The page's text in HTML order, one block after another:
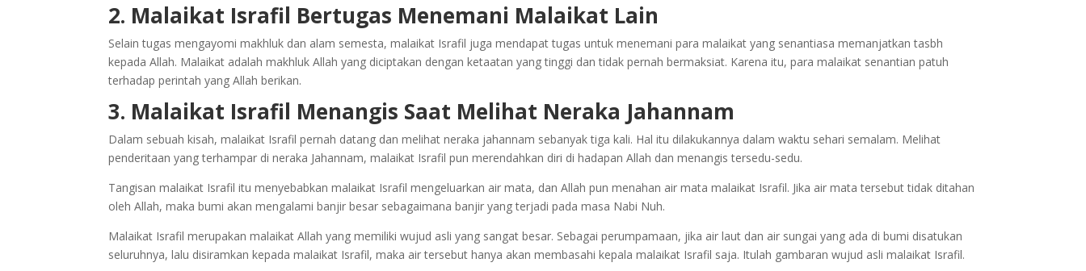
2. Malaikat Israfil Bertugas Menemani Malaikat Lain
Selain tugas mengayomi makhluk dan alam semesta, malaikat Israfil juga mendapat tugas untuk menemani para malaikat yang senantiasa memanjatkan tasbh
kepada Allah. Malaikat adalah makhluk Allah yang diciptakan dengan ketaatan yang tinggi dan tidak pernah bermaksiat. Karena itu, para malaikat senantian patuh
terhadap perintah yang Allah berikan.
3. Malaikat Israfil Menangis Saat Melihat Neraka Jahannam
Dalam sebuah kisah, malaikat Israfil pernah datang dan melihat neraka jahannam sebanyak tiga kali. Hal itu dilakukannya dalam waktu sehari semalam. Melihat
penderitaan yang terhampar di neraka Jahannam, malaikat Israfil pun merendahkan diri di hadapan Allah dan menangis tersedu-sedu.
Tangisan malaikat Israfil itu menyebabkan malaikat Israfil mengeluarkan air mata, dan Allah pun menahan air mata malaikat Israfil. Jika air mata tersebut tidak ditahan
oleh Allah, maka bumi akan mengalami banjir besar sebagaimana banjir yang terjadi pada masa Nabi Nuh.
Malaikat Israfil merupakan malaikat Allah yang memiliki wujud asli yang sangat besar. Sebagai perumpamaan, jika air laut dan air sungai yang ada di bumi disatukan
seluruhnya, lalu disiramkan kepada malaikat Israfil, maka air tersebut hanya akan membasahi kepala malaikat Israfil saja. Itulah gambaran wujud asli malaikat Israfil.